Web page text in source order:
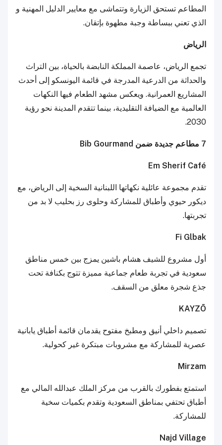
المطاعم تستحق الزيارة وتتماشى مع معايير الدليل المهنية و
الذي تعني ببساطة وجبة مطهوة بإتقان.
الرياض
تجمع الرياض، عاصمة المملكة النابضة بالحياة، بين التراث
والحداثة من الدرعية المدرجة في قائمة اليونسكو إلى أحدث
المشاريع العمرانية. ويعكس مشهد الطعام فيها النكهات
العالمية مع الضيافة التقليدية، بينما تتقدم المدينة نحو رؤية
2030.
7 مطاعم جديدة ضمن Bib Gourmand
Em Sherif Café
تقدم مجموعة عائلية نكهاتها اللبنانية السخية إلى الرياض، مع
ديكور حيوي وأطباق للمشاركة وحلوى رز بحليب لا بد من
تجربتها.
Fi Glbak
أول مشروع للشيف هشام باشين يمزج بين خمس مناطق
سعودية في تجربة طعام جماعية مميزة تتوج بكنافة تحت
جذع شجرة معلق من السقف.
KAYZŌ
تصميم داخلي أنيق ومطبخ مفتوح يقدمان قائمة أطباق يابانية
عصرية للمشاركة مع مشروبات مبتكرة غير كحولية.
Mirzam
استمتع بفطورك بالقرب من مركز الملك عبدالله المالي مع
أطباق تحتفي بمناطق السعودية وتقدم بكميات سخية
للمشاركة.
Najd Village